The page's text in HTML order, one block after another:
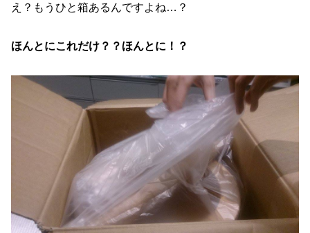
え？もうひと箱あるんですよね…？
ほんとにこれだけ？？ほんとに！？